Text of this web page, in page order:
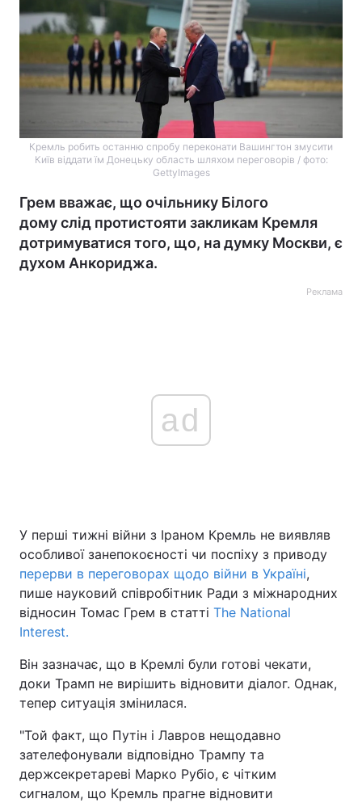
Кремль робить останню спробу переконати Вашингтон змусити
Київ віддати їм Донецьку область шляхом переговорів / фото:
GettyImages
Грем вважає, що очільнику Білого
дому слід протистояти закликам Кремля
дотримуватися того, що, на думку Москви, є
духом Анкориджа.
Реклама
ad
У перші тижні війни з Іраном Кремль не виявляв
особливої занепокоєності чи поспіху з приводу
перерви в переговорах щодо війни в Україні,
пише науковий співробітник Ради з міжнародних
відносин Томас Грем в статті The National
Interest.
Він зазначає, що в Кремлі були готові чекати,
доки Трамп не вирішить відновити діалог. Однак,
тепер ситуація змінилася.
"Той факт, що Путін і Лавров нещодавно
зателефонували відповідно Трампу та
держсекретареві Марко Рубіо, є чітким
сигналом, що Кремль прагне відновити